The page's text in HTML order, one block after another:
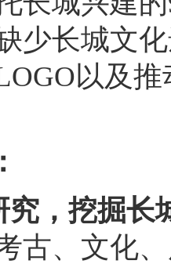
少长城文
以及
究，挖掘长
古、文化